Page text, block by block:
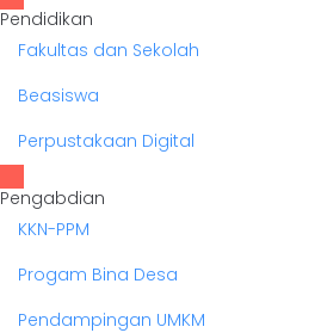
Pendidikan
Fakultas dan Sekolah
Beasiswa
Perpustakaan Digital
Pengabdian
KKN-PPM
Progam Bina Desa
Pendampingan UMKM